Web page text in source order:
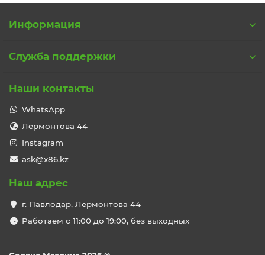
Информация
Служба поддержки
Наши контакты
WhatsApp
Лермонтова 44
Instagram
ask@x86.kz
Наш адрес
г. Павлодар, Лермонтова 44
Работаем с 11:00 до 19:00, без выходных